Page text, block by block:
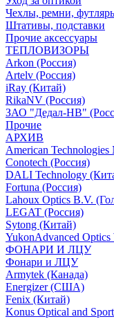
Чехлы, ремни,
Штативы, подставки
Прочие аксессуары
ТЕПЛОВИЗОРЫ
Arkon (Россия)
Artelv (Россия)
iRay (Китай)
RikaNV (Россия)
ЗАО "Дедал-НВ"
Прочие
АРХИВ
American
Conotech (Россия)
DALI Technology
Fortuna (Россия)
Lahoux Optics B.V.
LEGAT (Россия)
Sytong (Китай)
YukonAdvanced
ФОНАРИ И ЛЦУ
Фонари и ЛЦУ
Armytek (Канада)
Energizer (США)
Fenix (Китай)
Konus Optical and